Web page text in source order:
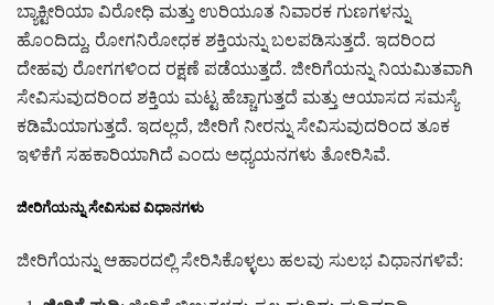
ಬ್ಯಾಕ್ಟೀರಿಯಾ ವಿರೋಧಿ ಮತ್ತು ಉರಿಯೂತ ನಿವಾರಕ ಗುಣಗಳನ್ನು
ಹೊಂದಿದ್ದು, ರೋಗನಿರೋಧಕ ಶಕ್ತಿಯನ್ನು ಬಲಪಡಿಸುತ್ತದೆ. ಇದರಿಂದ
ದೇಹವು ರೋಗಗಳಿಂದ ರಕ್ಷಣೆ ಪಡೆಯುತ್ತದೆ. ಜೀರಿಗೆಯನ್ನು ನಿಯಮಿತವಾಗಿ
ಸೇವಿಸುವುದರಿಂದ ಶಕ್ತಿಯ ಮಟ್ಟ ಹೆಚ್ಚಾಗುತ್ತದೆ ಮತ್ತು ಆಯಾಸದ ಸಮಸ್ಯೆ
ಕಡಿಮೆಯಾಗುತ್ತದೆ. ಇದಲ್ಲದೆ, ಜೀರಿಗೆ ನೀರನ್ನು ಸೇವಿಸುವುದರಿಂದ ತೂಕ
ಇಳಿಕೆಗೆ ಸಹಕಾರಿಯಾಗಿದೆ ಎಂದು ಅಧ್ಯಯನಗಳು ತೋರಿಸಿವೆ.
ಜೀರಿಗೆಯನ್ನು ಸೇವಿಸುವ ವಿಧಾನಗಳು
ಜೀರಿಗೆಯನ್ನು ಆಹಾರದಲ್ಲಿ ಸೇರಿಸಿಕೊಳ್ಳಲು ಹಲವು ಸುಲಭ ವಿಧಾನಗಳಿವೆ: